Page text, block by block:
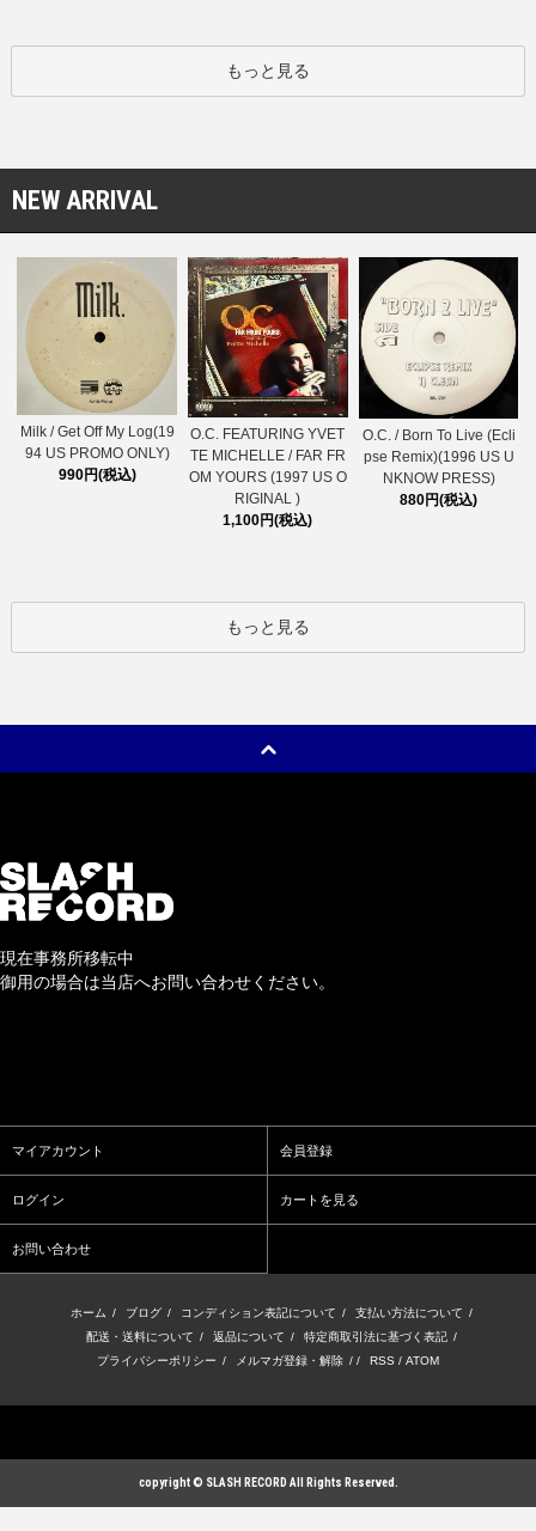
もっと見る
NEW ARRIVAL
Milk / Get Off My Log(19
94 US PROMO ONLY)
990円(税込)
O.C. FEATURING YVET
TE MICHELLE / FAR FR
OM YOURS (1997 US O
RIGINAL )
1,100円(税込)
O.C. / Born To Live (Ecli
pse Remix)(1996 US U
NKNOW PRESS)
880円(税込)
もっと見る
現在事務所移転中
御用の場合は当店へお問い合わせください。
マイアカウント 会員登録
ログイン カートを見る
お問い合わせ
ホーム / ブログ / コンディション表記について / 支払い方法について /
配送・送料について / 返品について / 特定商取引法に基づく表記 /
プライバシーポリシー / メルマガ登録・解除 / / RSS / ATOM
copyright © SLASH RECORD All Rights Reserved.